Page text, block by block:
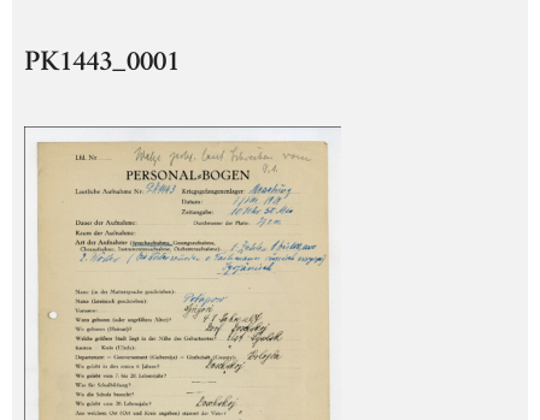
PK1443_0001